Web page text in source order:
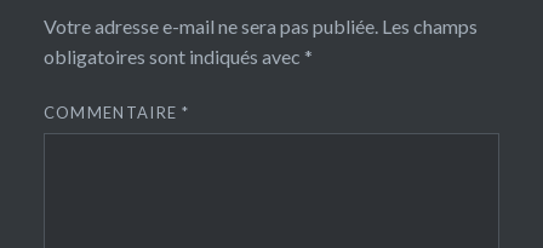
Votre adresse e-mail ne sera pas publiée. Les champs
obligatoires sont indiqués avec *
COMMENTAIRE*